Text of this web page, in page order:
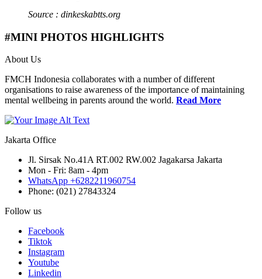
Source : dinkeskabtts.org
#MINI PHOTOS HIGHLIGHTS
About Us
FMCH Indonesia collaborates with a number of different
organisations to raise awareness of the importance of maintaining
mental wellbeing in parents around the world. Read More
Jakarta Office
Jl. Sirsak No.41A RT.002 RW.002 Jagakarsa Jakarta
Mon - Fri: 8am - 4pm
WhatsApp +6282211960754
Phone: (021) 27843324
Follow us
Facebook
Tiktok
Instagram
Youtube
Linkedin